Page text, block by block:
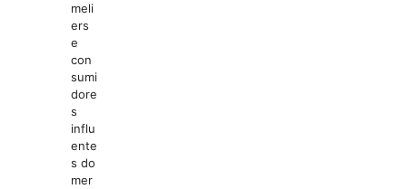
meli
ers
e
con
sumi
dore
s
influ
ente
s do
mer